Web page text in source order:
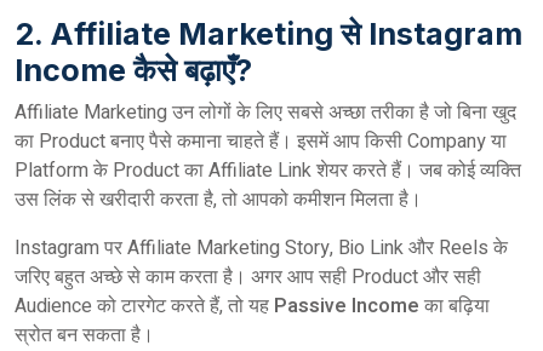
2. Affiliate Marketing से Instagram
Income कैसे बढ़ाएँ?
Affiliate Marketing उन लोगों के लिए सबसे अच्छा तरीका है जो बिना खुद
का Product बनाए पैसे कमाना चाहते हैं। इसमें आप किसी Company या
Platform के Product का Affiliate Link शेयर करते हैं। जब कोई व्यक्ति
उस लिंक से खरीदारी करता है, तो आपको कमीशन मिलता है।
Instagram पर Affiliate Marketing Story, Bio Link और Reels के
जरिए बहुत अच्छे से काम करता है। अगर आप सही Product और सही
Audience को टारगेट करते हैं, तो यह Passive Income का बढ़िया
स्रोत बन सकता है।